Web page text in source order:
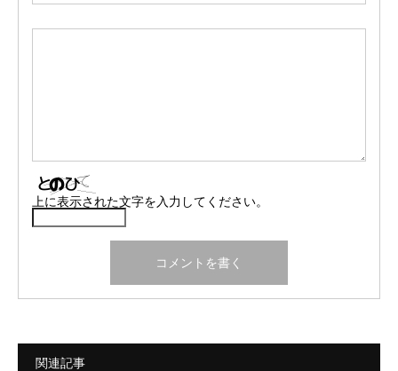
上に表示された文字を入力してください。
関連記事